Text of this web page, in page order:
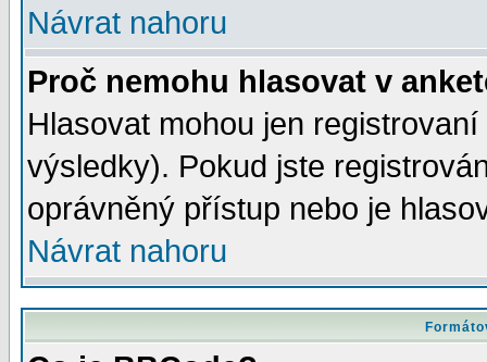
Návrat nahoru
Proč nemohu hlasovat v
Hlasovat mohou jen
výsledky). Pokud jste
oprávněný přístup nebo je
Návrat nahoru